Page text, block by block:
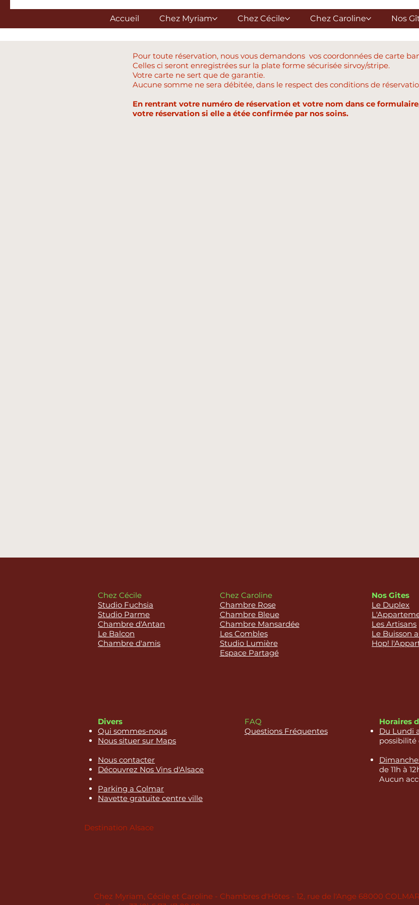
Accueil Chez Myriam Chez Cécile Chez Caroline Nos
Pour toute réservation, nous vous demandons vos coordonnées de carte
Celles ci seront enregistrées sur la plate forme sécurisée sirvoy/stripe.
Votre carte ne sert que de garantie.
Aucune somme ne sera débitée, dans le respect des conditions de
En rentrant votre numéro de réservation et votre nom dans ce
votre réservation si elle a étée confirmée par nos soins.
Nos Gites
Le Duplex
Les Artisans
Le Buisson
Hop!
Chez Caroline
Chambre Rose
Chambre Bleue
Chambre Mansardée
Les Combles
Studio Lumière
Espace Partagé
Chez Cécile
Studio Fuchsia
Studio Parme
Chambre d'Antan
Le Balcon
Chambre d'amis
Destination Alsace
Horaires
Du Lundi
possibilité
de 11h à
Aucun
Divers
Qui sommes-nous
Nous situer sur Maps
Nous contacter
Découvrez Nos Vins d'Alsace
Parking a Colmar
Navette gratuite centre ville
Chez Myriam, Cécile et Caroline - Chambres d'Hôtes - 12, rue de l'Ange 68000 COLMAR
FAQ
Questions Fréquentes